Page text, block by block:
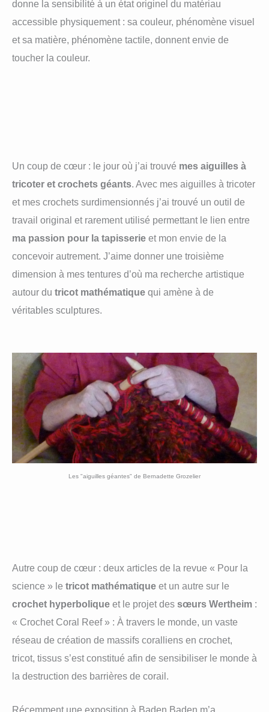
donne la sensibilité à un état originel du matériau
accessible physiquement : sa couleur, phénomène visuel
et sa matière, phénomène tactile, donnent envie de
toucher la couleur.
Un coup de cœur : le jour où j’ai trouvé mes aiguilles à
tricoter et crochets géants. Avec mes aiguilles à tricoter
et mes crochets surdimensionnés j’ai trouvé un outil de
travail original et rarement utilisé permettant le lien entre
ma passion pour la tapisserie et mon envie de la
concevoir autrement. J’aime donner une troisième
dimension à mes tentures d’où ma recherche artistique
autour du tricot mathématique qui amène à de
véritables sculptures.
Les "aiguilles géantes" de Bernadette Grozelier
Autre coup de cœur : deux articles de la revue « Pour la
science » le tricot mathématique et un autre sur le
crochet hyperbolique et le projet des sœurs Wertheim :
« Crochet Coral Reef » : À travers le monde, un vaste
réseau de création de massifs coralliens en crochet,
tricot, tissus s’est constitué afin de sensibiliser le monde à
la destruction des barrières de corail.
Récemment une exposition à Baden Baden m’a